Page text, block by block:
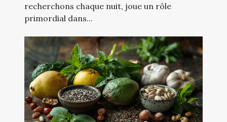
recherchons chaque nuit, joue un rôle
primordial dans...